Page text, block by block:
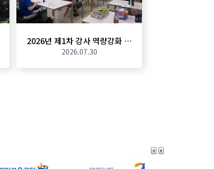
2026년 제1차 강사 역량강화 …
2026.07.30